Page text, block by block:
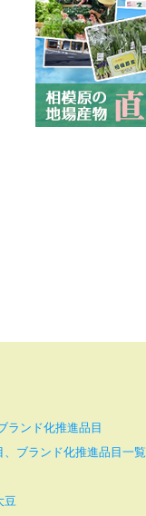
ランド化推進品目
、ブランド化推進品目一覧
豆